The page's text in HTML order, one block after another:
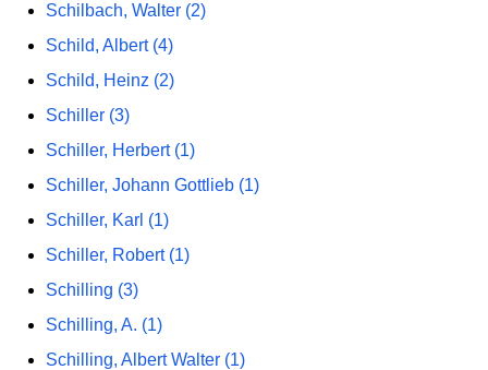
Schilbach, Walter (2)
Schild, Albert (4)
Schild, Heinz (2)
Schiller (3)
Schiller, Herbert (1)
Schiller, Johann Gottlieb (1)
Schiller, Karl (1)
Schiller, Robert (1)
Schilling (3)
Schilling, A. (1)
Schilling, Albert Walter (1)